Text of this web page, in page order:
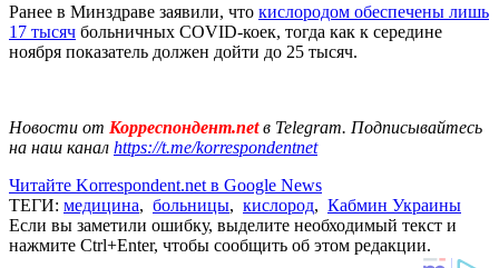
Ранее в Минздраве заявили, что кислородом обеспечены лишь
17 тысяч больничных COVID-коек, тогда как к середине
ноября показатель должен дойти до 25 тысяч.
Новости от Корреспондент.netв Telegram. Подписывайтесь
на наш канал https://t.me/korrespondentnet
Читайте Korrespondent.net в Google News
ТЕГИ: медицина, больницы, кислород, Кабмин Украины
Если вы заметили ошибку, выделите необходимый текст и
нажмите Ctrl+Enter, чтобы сообщить об этом редакции.